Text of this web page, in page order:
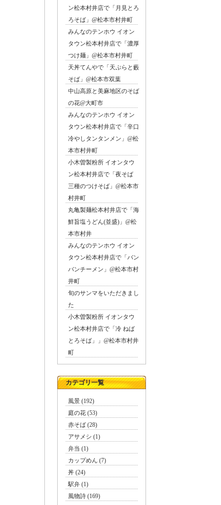
ン松本村井店で「月見とろ
ろそば」@松本市村井町
みんなのテンホウ イオン
タウン松本村井店で「濃厚
つけ麺」@松本市村井町
天丼てんやで「天ぷらと藪
そば」@松本市双葉
中山高原と美麻地区のそば
の花@大町市
みんなのテンホウ イオン
タウン松本村井店で「辛口
冷やしタンタンメン」@松
本市村井町
小木曽製粉所 イオンタウ
ン松本村井店で「夜そば
三種のつけそば」@松本市
村井町
丸亀製麺松本村井店で「海
鮮旨塩うどん(並盛)」@松
本市村井
みんなのテンホウ イオン
タウン松本村井店で「バン
バンチーメン」@松本市村
井町
旬のサンマをいただきまし
た
小木曽製粉所 イオンタウ
ン松本村井店で「冷 ねば
とろそば」」@松本市村井
町
カテゴリ一覧
風景 (192)
庭の花 (53)
赤そば (28)
アサメシ (1)
弁当 (1)
カップめん (7)
丼 (24)
駅弁 (1)
風物詩 (169)